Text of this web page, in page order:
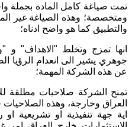
تمت صياغة كامل المادة بجملة
ومتخصصة؛ وهذه الصياغة غير
والتطبيق كما هو واضح ادناه؛
انها تمزج وتخلط "الاهداف" و
جوهري يشير الى انعدام الرؤيا
عن هذه الشركة المهمة؛
تمنح الشركة صلاحيات مطلقة
العراق وخارجة، وهذه
اية جهة تنفيذية او تشريعية